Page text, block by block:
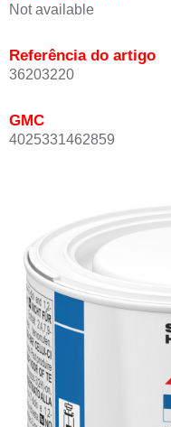
Not available
Referência do artigo
36203220
GMC
4025331462859